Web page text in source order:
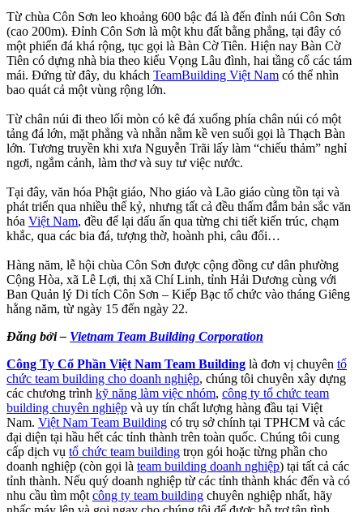
Từ chùa Côn Sơn leo khoảng 600 bậc đá là đến đỉnh núi Côn Sơn
(cao 200m). Đỉnh Côn Sơn là một khu đất bằng phẳng, tại đây có
một phiến đá khá rộng, tục gọi là Bàn Cờ Tiên. Hiện nay Bàn Cờ
Tiên có dựng nhà bia theo kiểu Vọng Lâu đình, hai tầng cổ các tám
mái. Đứng từ đây, du khách TeamBuilding Việt Nam có thể nhìn
bao quát cả một vùng rộng lớn.
Từ chân núi đi theo lối mòn có kê đá xuống phía chân núi có một
tảng đá lớn, mặt phẳng và nhẵn nằm kề ven suối gọi là Thạch Bàn
lớn. Tương truyền khi xưa Nguyễn Trãi lấy làm “chiếu thảm” nghỉ
ngơi, ngắm cảnh, làm thơ và suy tư việc nước.
Tại đây, văn hóa Phật giáo, Nho giáo và Lão giáo cùng tồn tại và
phát triển qua nhiều thế kỷ, nhưng tất cả đều thấm đẫm bản sắc văn
hóa Việt Nam, đều để lại dấu ấn qua từng chi tiết kiến trúc, chạm
khắc, qua các bia đá, tượng thờ, hoành phi, câu đối…
Hàng năm, lễ hội chùa Côn Sơn được cộng đồng cư dân phường
Cộng Hòa, xã Lê Lợi, thị xã Chí Linh, tỉnh Hải Dương cùng với
Ban Quản lý Di tích Côn Sơn – Kiếp Bạc tổ chức vào tháng Giêng
hằng năm, từ ngày 15 đến ngày 22.
Đăng bởi – Vietnam Team Building Corporation
Công Ty Cổ Phần Việt Nam Team Building là đơn vị chuyên tổ
chức team building cho doanh nghiệp, chúng tôi chuyên xây dựng
các chương trình kỹ năng làm việc nhóm, công ty tổ chức team
building chuyên nghiệp và uy tín chất lượng hàng đầu tại Việt
Nam. Việt Nam Team Building có trụ sở chính tại TPHCM và các
đại diện tại hầu hết các tỉnh thành trên toàn quốc. Chúng tôi cung
cấp dịch vụ tổ chức team building trọn gói hoặc từng phần cho
doanh nghiệp (còn gọi là team building doanh nghiệp) tại tất cả các
tỉnh thành. Nếu quý doanh nghiệp từ các tỉnh thành khác đến và có
nhu cầu tìm một công ty team building chuyên nghiệp nhất, hãy